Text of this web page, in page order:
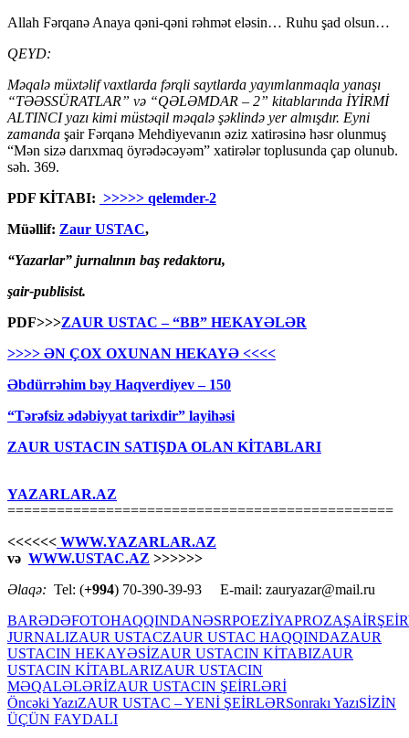
Allah Fərqanə Anaya qəni-qəni rəhmət eləsin… Ruhu şad olsun…
QEYD:
Məqalə müxtəlif vaxtlarda fərqli saytlarda yayımlanmaqla yanaşı
“TƏƏSSÜRATLAR” və “QƏLƏMDAR – 2” kitablarında İYİRMİ
ALTINCI yazı kimi müstəqil məqalə şəklində yer almışdır. Eyni
zamanda şair Fərqanə Mehdiyevanın əziz xatirəsinə həsr olunmuş
“Mən sizə darıxmaq öyrədəcəyəm” xatirələr toplusunda çap olunub.
səh. 369.
PDF KİTABI: >>>>> qelemder-2
Müəllif: Zaur USTAC,
“Yazarlar” jurnalının baş redaktoru,
şair-publisist.
PDF>>>ZAUR USTAC – “BB” HEKAYƏLƏR
>>>> ƏN ÇOX OXUNAN HEKAYƏ <<<<
Əbdürrəhim bəy Haqverdiyev – 150
“Tərəfsiz ədəbiyyat tarixdir” layihəsi
ZAUR USTACIN SATIŞDA OLAN KİTABLARI
YAZARLAR.AZ
===============================================
<<<<<< WWW.YAZARLAR.AZ
və WWW.USTAC.AZ >>>>>>
Əlaqə: Tel: (+994) 70-390-39-93 E-mail: zauryazar@mail.ru
BARƏDƏFOTOHAQQINDANƏSRPOEZİYAPROZAŞAİRŞEİR
JURNALIZAUR USTACZAUR USTAC HAQQINDAZAUR
USTACIN HEKAYƏSİZAUR USTACIN KİTABIZAUR
USTACIN KİTABLARIZAUR USTACIN
MƏQALƏLƏRİZAUR USTACIN ŞEİRLƏRİ
Yazılar
üzrə
Öncəki YazıZAUR USTAC – YENİ ŞEİRLƏRSonrakı YazıSİZİN
ÜÇÜN FAYDALI